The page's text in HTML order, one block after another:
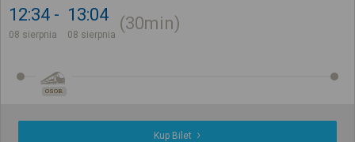
12:34
08 sierpnia
13:04
08 sierpnia
30min
OSOB.
Kup Bilet